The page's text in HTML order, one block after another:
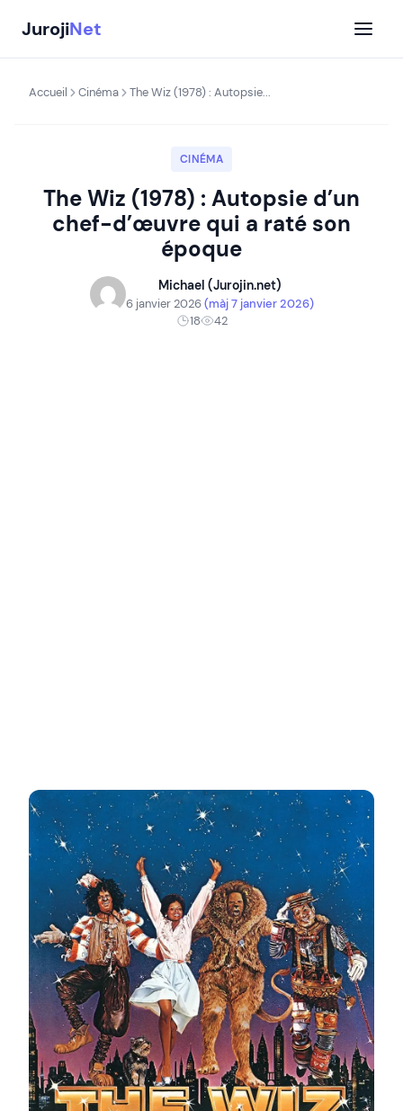
contenu
JurojiNet
Accueil Cinéma The Wiz (1978) : Autopsie...
CINÉMA
The Wiz (1978) : Autopsie d’un
chef-d’œuvre qui a raté son
époque
Michael (Jurojin.net)
6 janvier 2026(màj 7 janvier 2026)
18
42